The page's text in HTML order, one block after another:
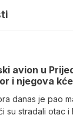
avion u
i njegova
danas je pao
su stradali otac i